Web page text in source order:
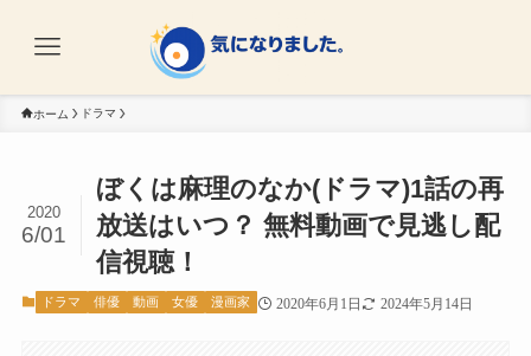
ホーム ドラマ
ぼくは麻理のなか(ドラマ)1話の再
放送はいつ？ 無料動画で見逃し配
信視聴！
2020
6/01
ドラマ 俳優 動画 女優 漫画家 2020年6月1日 2024年5月14日